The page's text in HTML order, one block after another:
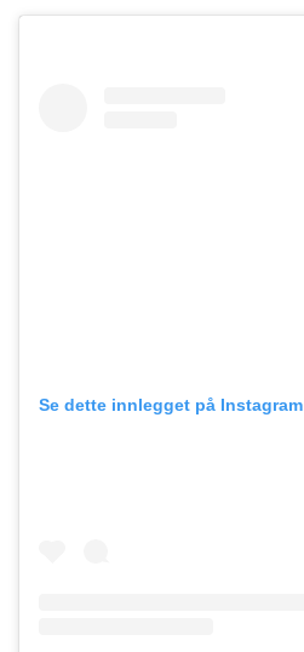
Se dette innlegget på Instagram